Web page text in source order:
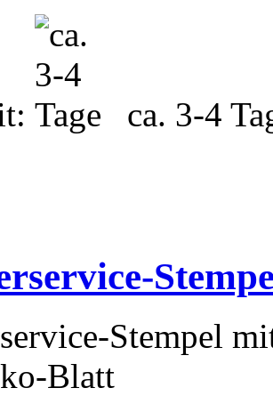
ca. 3-4
Stempel
Blatt